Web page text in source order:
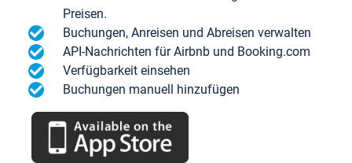
Preisen.
Buchungen, Anreisen und Abreisen verwalten
API-Nachrichten für Airbnb und Booking.com
Verfügbarkeit einsehen
Buchungen manuell hinzufügen